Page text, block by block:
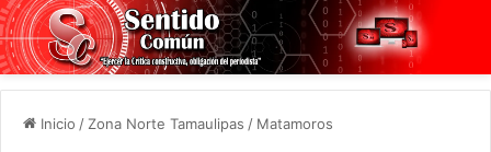
Inicio / Zona Norte Tamaulipas / Matamoros